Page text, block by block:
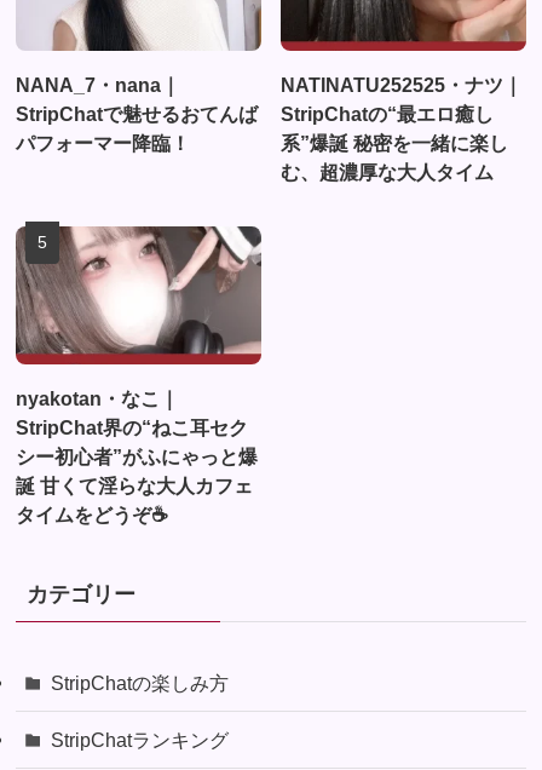
NANA_7・nana｜
StripChatで魅せるおてんば
パフォーマー降臨！
NATINATU252525・ナツ｜
StripChatの“最エロ癒し
系”爆誕 秘密を一緒に楽し
む、超濃厚な大人タイム
nyakotan・なこ｜
StripChat界の“ねこ耳セク
シー初心者”がふにゃっと爆
誕 甘くて淫らな大人カフェ
タイムをどうぞ☕
カテゴリー
StripChatの楽しみ方
StripChatランキング